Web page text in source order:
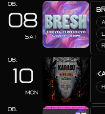
08.
08
SAT
08.
10
MON
08.